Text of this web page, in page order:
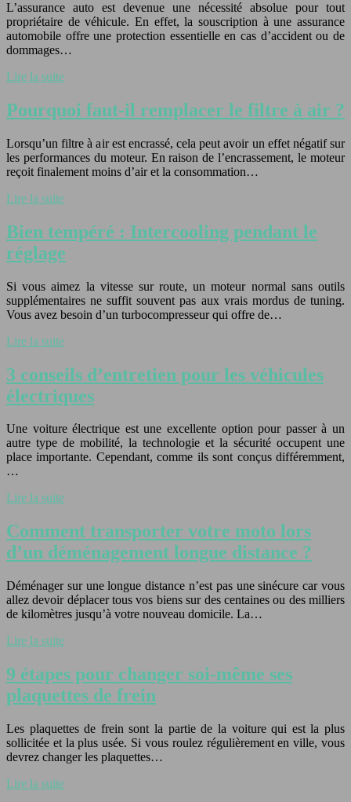
L’assurance auto est devenue une nécessité absolue pour tout
propriétaire de véhicule. En effet, la souscription à une assurance
automobile offre une protection essentielle en cas d’accident ou de
dommages…
Lire la suite
Pourquoi faut-il remplacer le filtre à air ?
Lorsqu’un filtre à air est encrassé, cela peut avoir un effet négatif sur
les performances du moteur. En raison de l’encrassement, le moteur
reçoit finalement moins d’air et la consommation…
Lire la suite
Bien tempéré : Intercooling pendant le
réglage
Si vous aimez la vitesse sur route, un moteur normal sans outils
supplémentaires ne suffit souvent pas aux vrais mordus de tuning.
Vous avez besoin d’un turbocompresseur qui offre de…
Lire la suite
3 conseils d’entretien pour les véhicules
électriques
Une voiture électrique est une excellente option pour passer à un
autre type de mobilité, la technologie et la sécurité occupent une
place importante. Cependant, comme ils sont conçus différemment,
…
Lire la suite
Comment transporter votre moto lors
d’un déménagement longue distance ?
Déménager sur une longue distance n’est pas une sinécure car vous
allez devoir déplacer tous vos biens sur des centaines ou des milliers
de kilomètres jusqu’à votre nouveau domicile. La…
Lire la suite
9 étapes pour changer soi-même ses
plaquettes de frein
Les plaquettes de frein sont la partie de la voiture qui est la plus
sollicitée et la plus usée. Si vous roulez régulièrement en ville, vous
devrez changer les plaquettes…
Lire la suite